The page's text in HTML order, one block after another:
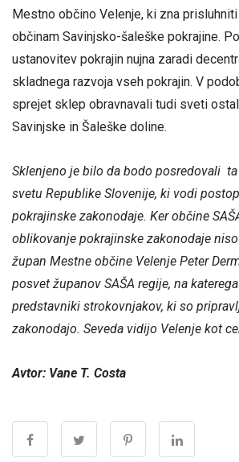
Mestno občino Velenje, ki zna
občinam Savinjsko-šaleške pokrajine.
ustanovitev pokrajin nujna zaradi
skladnega razvoja vseh pokrajin. V
sprejet sklep obravnavali tudi sveti
Savinjske in Šaleške doline.
Sklenjeno je bilo da bodo posredovali
svetu Republike Slovenije, ki vodi
pokrajinske zakonodaje. Ker občine
oblikovanje pokrajinske zakonodaje
župan Mestne občine Velenje Peter
posvet županov SAŠA regije, na
predstavniki strokovnjakov, ki so
zakonodajo. Seveda vidijo Velenje kot
Avtor: Vane T. Costa